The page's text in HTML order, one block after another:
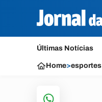
Últimas Notícias
Home>esportes